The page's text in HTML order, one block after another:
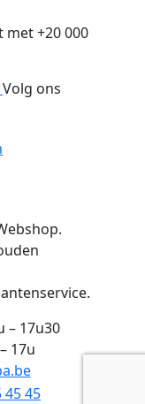
+20 000
Volg ons
– 17u30
17u
45 45